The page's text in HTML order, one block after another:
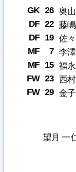
GK 26 奥
DF 22 藤
DF 19 佐
MF
7 李
MF 15 福
FW 23 西
FW 29 金
望月 一